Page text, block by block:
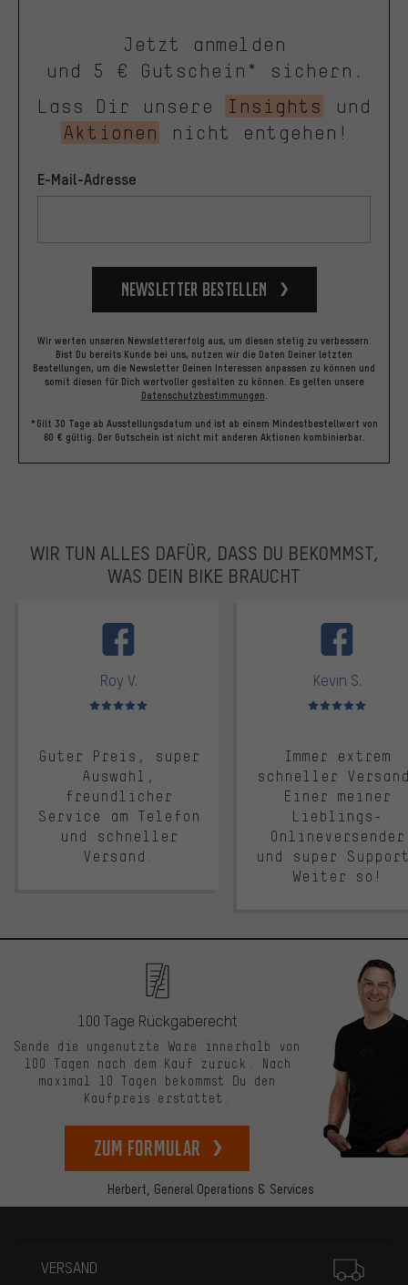
Jetzt anmelden
und 5 € Gutschein* sichern.
Lass Dir unsere
Insights
und
Aktionen
nicht entgehen!
E-Mail-Adresse
Newsletter bestellen
Wir werten unseren Newslettererfolg aus, um diesen stetig zu verbessern.
Bist Du bereits Kunde bei uns, nutzen wir die Daten Deiner letzten
Bestellungen, um die Newsletter Deinen Interessen anpassen zu können und
somit diesen für Dich wertvoller gestalten zu können. Es gelten unsere
Datenschutzbestimmungen.
*Gilt 30 Tage ab Ausstellungsdatum und ist ab einem Mindestbestellwert von
60 € gültig. Der Gutschein ist nicht mit anderen Aktionen kombinierbar.
WIR TUN ALLES DAFÜR, DASS DU BEKOMMST,
WAS DEIN BIKE BRAUCHT
Roy V.
Bewertungen: 5 von 5
Guter Preis, super
Auswahl,
freundlicher
Service am Telefon
und schneller
Versand.
Kevin S.
Bewertungen: 5 von 5
Immer extrem
schneller
Einer meiner
Lieblings-
Onlineversender
und super
Weiter so!
Herbert, General Operations & Services
100 Tage Rückgaberecht
Sende die ungenutzte Ware innerhalb von
100 Tagen nach dem Kauf zurück. Nach
maximal 10 Tagen bekommst Du den
Kaufpreis erstattet.
zum Formular
VERSAND